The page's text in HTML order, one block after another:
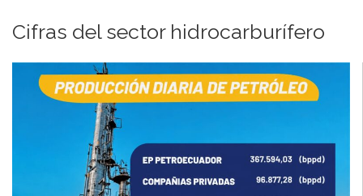
Cifras del sector hidrocarburífero